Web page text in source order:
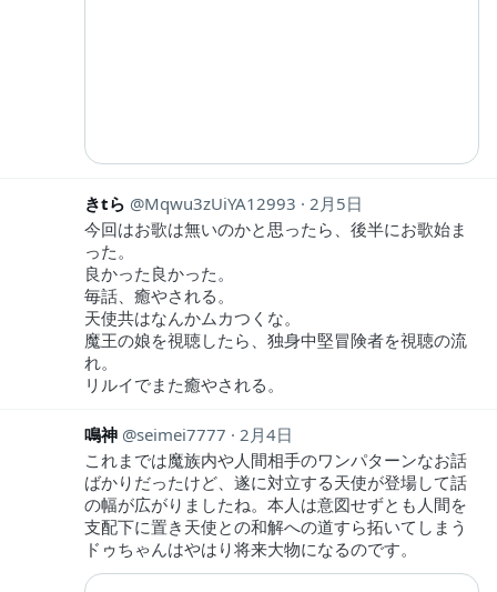
きtら Mqwu3zUiYA12993
2月5日
今回はお歌は無いのかと思ったら、後半にお歌始ま
った。
良かった良かった。
毎話、癒やされる。
天使共はなんかムカつくな。
魔王の娘を視聴したら、独身中堅冒険者を視聴の流
れ。
リルイでまた癒やされる。
鳴神 seimei7777
2月4日
これまでは魔族内や人間相手のワンパターンなお話
ばかりだったけど、遂に対立する天使が登場して話
の幅が広がりましたね。本人は意図せずとも人間を
支配下に置き天使との和解への道すら拓いてしまう
ドゥちゃんはやはり将来大物になるのです。